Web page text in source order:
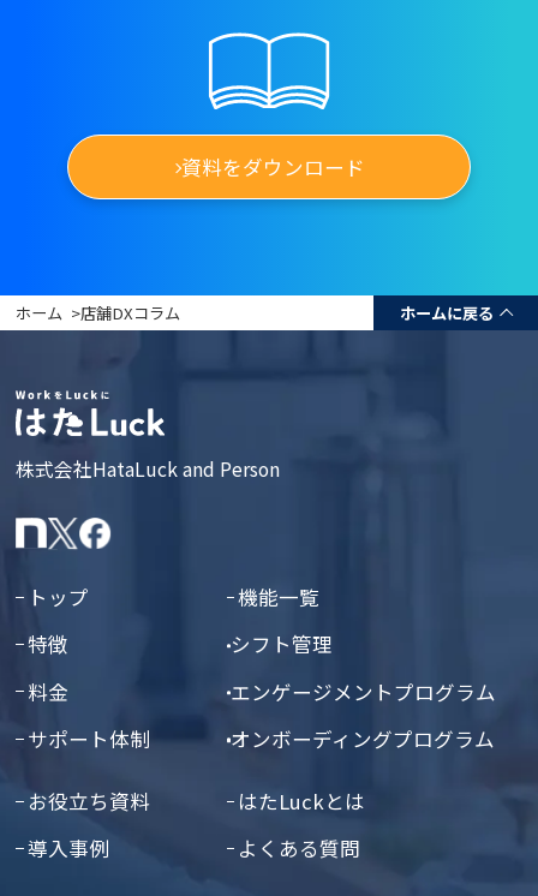
資料をダウンロード
ホーム >店舗DXコラム ホームに戻る
株式会社HataLuck and Person
トップ
特徴
料金
サポート体制
機能一覧
シフト管理
エンゲージメントプログラム
オンボーディングプログラム
お役立ち資料
導入事例
はたLuckとは
よくある質問